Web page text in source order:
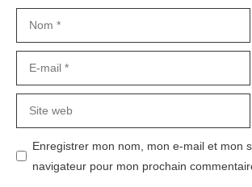
Enregistrer mon nom, mon e-mail et mon
navigateur pour mon prochain